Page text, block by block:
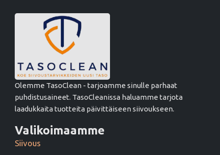
Olemme TasoClean - tarjoamme sinulle parhaat
puhdistusaineet. TasoCleanissa haluamme tarjota
laadukkaita tuotteita päivittäiseen siivoukseen.
Valikoimaamme
Siivous